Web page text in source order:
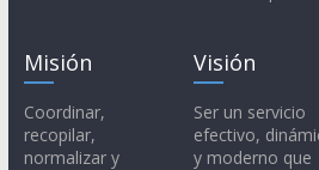
Misión
Coordinar,
recopilar,
normalizar y
Visión
Ser un servicio
efectivo,
y moderno que